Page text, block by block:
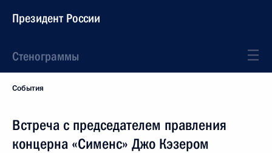
Президент России
Стенограммы
События
Встреча с председателем правления
концерна «Сименс» Джо Кэзером